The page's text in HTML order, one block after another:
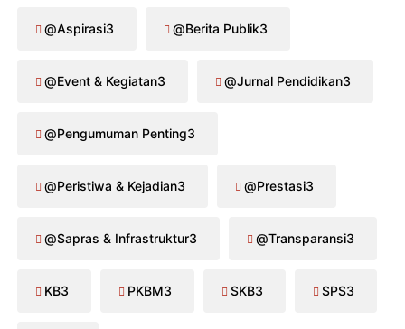
@Aspirasi3 @Berita Publik3
@Event & Kegiatan3 @Jurnal Pendidikan3
@Pengumuman Penting3
@Peristiwa & Kejadian3 @Prestasi3
@Sapras & Infrastruktur3 @Transparansi3
KB3 PKBM3 SKB3 SPS3